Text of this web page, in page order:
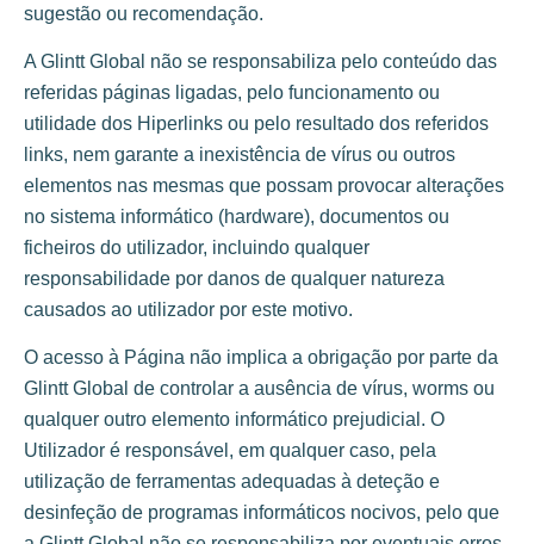
sugestão ou recomendação.
A Glintt Global não se responsabiliza pelo conteúdo das
referidas páginas ligadas, pelo funcionamento ou
utilidade dos Hiperlinks ou pelo resultado dos referidos
links, nem garante a inexistência de vírus ou outros
elementos nas mesmas que possam provocar alterações
no sistema informático (hardware), documentos ou
ficheiros do utilizador, incluindo qualquer
responsabilidade por danos de qualquer natureza
causados ​​ao utilizador por este motivo.
O acesso à Página não implica a obrigação por parte da
Glintt Global de controlar a ausência de vírus, worms ou
qualquer outro elemento informático prejudicial. O
Utilizador é responsável, em qualquer caso, pela
utilização de ferramentas adequadas à deteção e
desinfeção de programas informáticos nocivos, pelo que